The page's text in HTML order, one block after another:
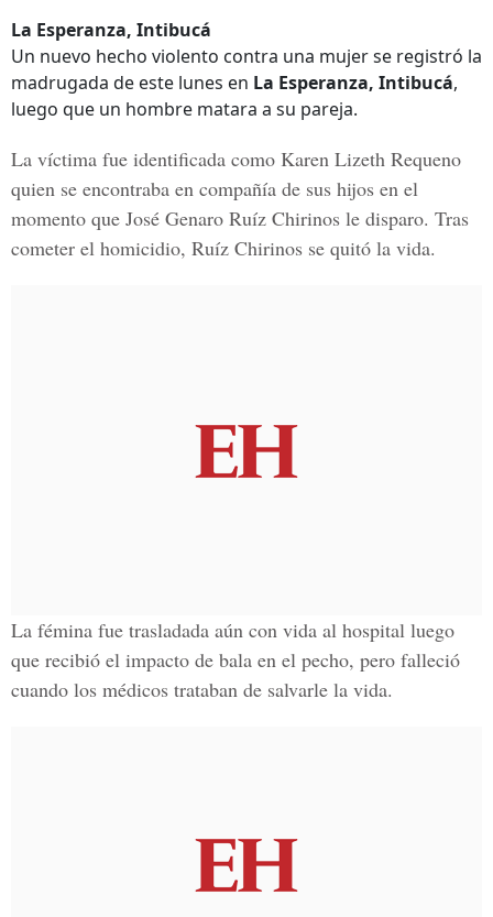
La Esperanza, Intibucá
Un nuevo hecho violento contra una mujer se registró la
madrugada de este lunes en La Esperanza, Intibucá,
luego que un hombre matara a su pareja.
La víctima fue identificada como Karen Lizeth Requeno
quien se encontraba en compañía de sus hijos en el
momento que José Genaro Ruíz Chirinos le disparo. Tras
cometer el homicidio, Ruíz Chirinos se quitó la vida.
La fémina fue trasladada aún con vida al hospital luego
que recibió el impacto de bala en el pecho, pero falleció
cuando los médicos trataban de salvarle la vida.